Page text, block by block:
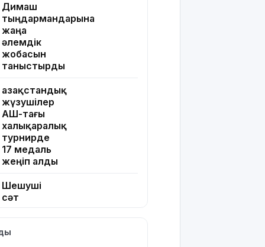
Димаш
тыңдармандарына
жаңа
әлемдік
жобасын
таныстырды
Қазақстандық
жүзушілер
АҚШ-тағы
халықаралық
турнирде
17 медаль
жеңіп алды
Шешуші
сәт
иегерлерінің